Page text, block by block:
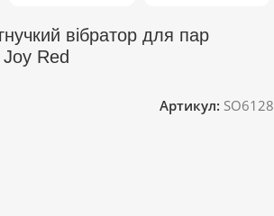
вібратор для пар
Red
Артикул: SO6128